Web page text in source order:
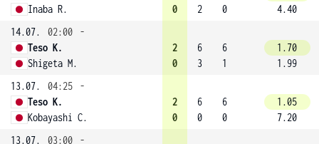
Inaba R.
0
2
0
4.40
14.07.
02:00
-
Teso K.
Shigeta M.
2
0
6
3
6
1
1.70
1.99
13.07.
04:25
-
Teso K.
Kobayashi C.
2
0
6
0
6
0
1.05
7.20
13.07.
03:00 -